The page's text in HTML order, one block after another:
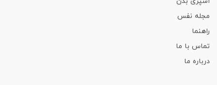
مجله نفس
راهنما
تماس با ما
درباره ما